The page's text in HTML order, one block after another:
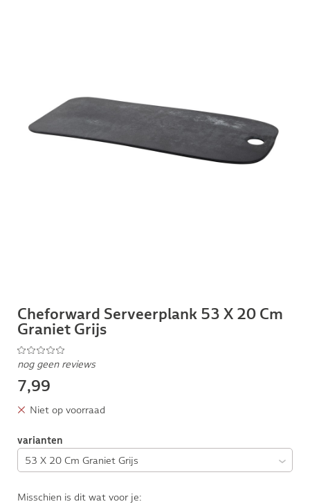
Cheforward Serveerplank 53 X 20 Cm
Graniet Grijs
nog geen reviews
7,99
Niet op voorraad
varianten
Misschien is dit wat voor je: